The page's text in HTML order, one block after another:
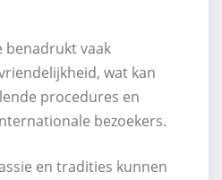
benadrukt vaak
wat kan
procedures en
bezoekers.
en tradities kunnen